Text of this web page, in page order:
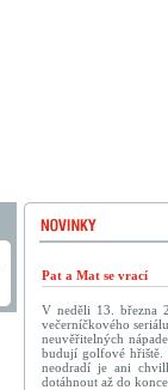
Pat a Mat se vrací
V neděli 13. března
večerníčkového
neuvěřitelných
budují golfové hřiště.
neodradí je ani
dotáhnout až do